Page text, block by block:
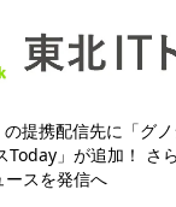
の提携配信先に「グ
Today」が追加！ さ
ースを発信へ